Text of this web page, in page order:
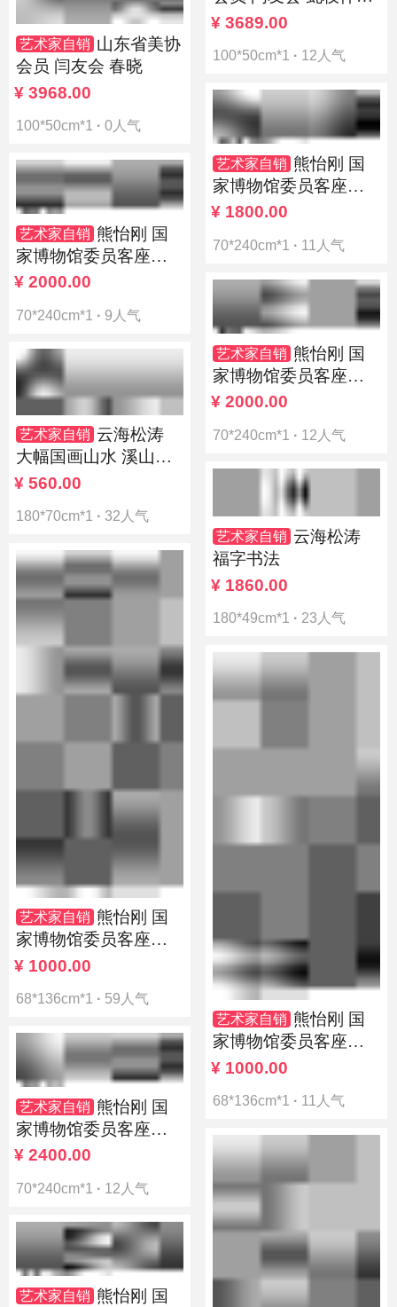
骨
¥ 3689.00
100*50cm*1 · 12人气
艺术家自销 山东省美协
会员 闫友会 春晓
¥ 3968.00
100*50cm*1 · 0人气
艺术家自销 熊怡刚 国
家博物馆委员客座教
授北京奥林匹克书画
¥ 1800.00
70*240cm*1 · 11人气
艺术家自销 熊怡刚 国
家博物馆委员客座教
授北京奥林匹克书画
¥ 2000.00
70*240cm*1 · 9人气
艺术家自销 熊怡刚 国
家博物馆委员客座教
授北京奥林匹克书画
¥ 2000.00
70*240cm*1 · 12人气
艺术家自销 云海松涛
大幅国画山水 溪山幽
居图
¥ 560.00
180*70cm*1 · 32人气
艺术家自销 云海松涛
福字书法
¥ 1860.00
180*49cm*1 · 23人气
艺术家自销 熊怡刚 国
家博物馆委员客座教
授北京奥林匹克书画
¥ 1000.00
68*136cm*1 · 59人气
艺术家自销 熊怡刚 国
家博物馆委员客座教
授北京奥林匹克书画
¥ 1000.00
68*136cm*1 · 11人气
艺术家自销 熊怡刚 国
家博物馆委员客座教
授北京奥林匹克书画
¥ 2400.00
70*240cm*1 · 12人气
艺术家自销 熊怡刚 国